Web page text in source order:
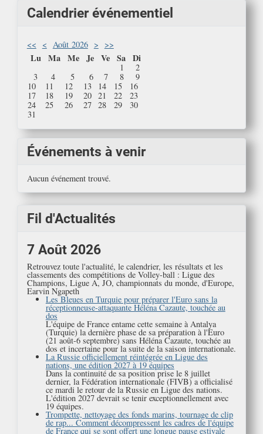
Calendrier événementiel
<< < Août 2026 > >>
Lu Ma Me Je Ve Sa Di
1
2
3
4 5 6 7 8
9
10
11 12 13 14 15
16
17
18 19 20 21 22
23
24
25 26 27 28 29
30
31
Événements à venir
Aucun événement trouvé.
Fil d'Actualités
7 Août 2026
Retrouvez toute l'actualité, le calendrier, les résultats et les
classements des compétitions de Volley-ball : Ligue des
Champions, Ligue A, JO, championnats du monde, d'Europe,
Earvin Ngapeth
Les Bleues en Turquie pour préparer l'Euro sans la
réceptionneuse-attaquante Héléna Cazaute, touchée au
dos
L'équipe de France entame cette semaine à Antalya
(Turquie) la dernière phase de sa préparation à l'Euro
(21 août-6 septembre) sans Héléna Cazaute, touchée au
dos et incertaine pour la suite de la saison internationale.
La Russie officiellement réintégrée en Ligue des
nations, une édition 2027 à 19 équipes
Dans la continuité de sa position prise le 8 juillet
dernier, la Fédération internationale (FIVB) a officialisé
ce mardi le retour de la Russie en Ligue des nations.
L'édition 2027 devrait se tenir exceptionnellement avec
19 équipes.
Trompette, nettoyage des fonds marins, tournage de clip
de rap... Comment décompressent les cadres de l'équipe
de France qui se sont offert une longue pause estivale